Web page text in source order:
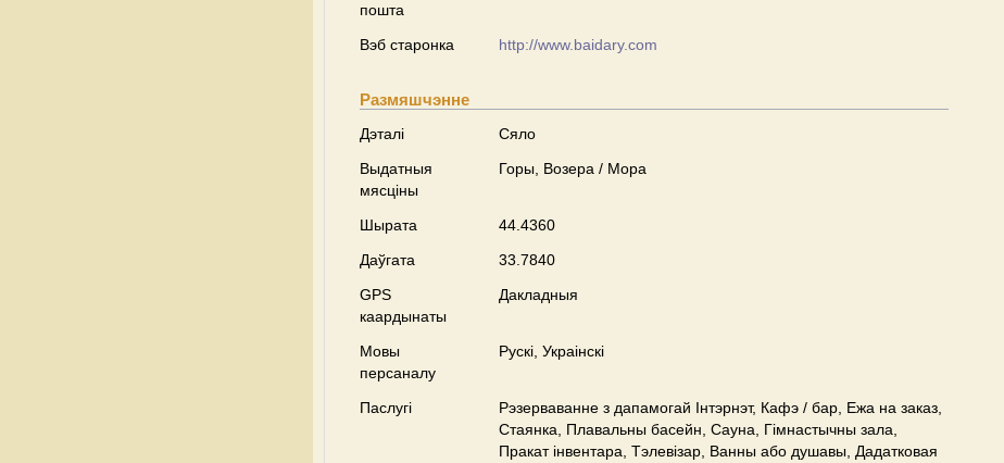
пошта
Вэб старонка http://www.baidary.com
Размяшчэнне
Дэталі
Сяло
Выдатныя
мясціны
Горы, Возера / Мора
Шырата
44.4360
Даўгата
33.7840
GPS
каардынаты
Дакладныя
Мовы
персаналу
Рускі, Украінскі
Паслугі
Рэзерваванне з дапамогай Інтэрнэт, Кафэ / бар, Ежа на заказ,
Стаянка, Плавальны басейн, Сауна, Гімнастычны зала,
Пракат інвентара, Тэлевізар, Ванны або душавы, Дадатковая